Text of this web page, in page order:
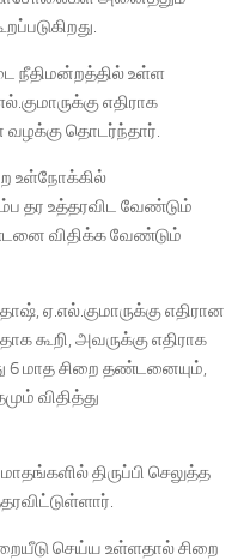
நீதிமன்றத்தில் உள்ள
எதிராக
தொடர்ந்தார்.
உள்நோக்கில்
தர உத்தரவிட வேண்டும்
விதிக்க வேண்டும்
ஏ.எல்.குமாருக்கு எதிரான
கூறி, அவருக்கு எதிராக
6 மாத சிறை தண்டனையும்,
விதித்து
திருப்பி செலுத்த
செய்ய உள்ளதால் சிறை